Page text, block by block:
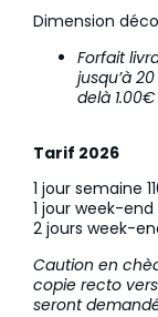
Dimension
Forfait
jusqu’à
delà
Tarif 2026
1 jour semaine
1 jour week-end
2 jours week-
Caution en
copie recto
seront